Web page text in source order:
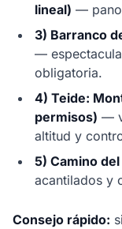
lineal) —
3) Barranco
—
obligatoria.
4) Teide:
permisos) —
altitud y
5) Camino
acantilados y
Consejo rápido: